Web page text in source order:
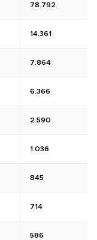
78.792
14.361
7.864
6.366
2.590
1.036
845
714
586